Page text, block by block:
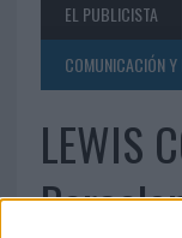
EL PUBLICISTA
COMUNICACIÓN Y
LEWIS